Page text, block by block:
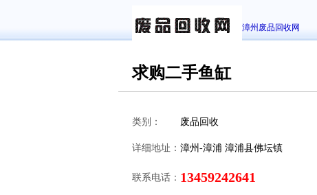
漳州废品回收网
求购二手鱼缸
类别： 废品回收
详细地址： 漳州-漳浦 漳浦县佛坛镇
联系电话： 13459242641